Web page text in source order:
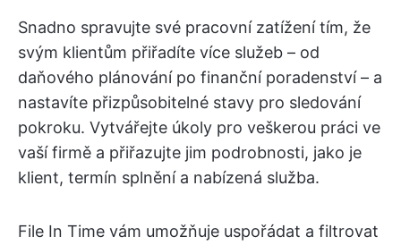
Snadno spravujte své pracovní zatížení tím, že
svým klientům přiřadíte více služeb – od
daňového plánování po finanční poradenství – a
nastavíte přizpůsobitelné stavy pro sledování
pokroku. Vytvářejte úkoly pro veškerou práci ve
vaší firmě a přiřazujte jim podrobnosti, jako je
klient, termín splnění a nabízená služba.
File In Time vám umožňuje uspořádat a filtrovat